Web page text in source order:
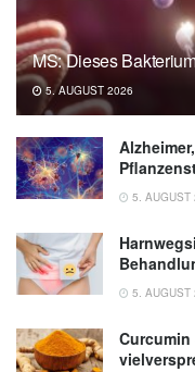
MS: Dieses
5. AUGUST 2026
5. AUGUST
5. AUGUST